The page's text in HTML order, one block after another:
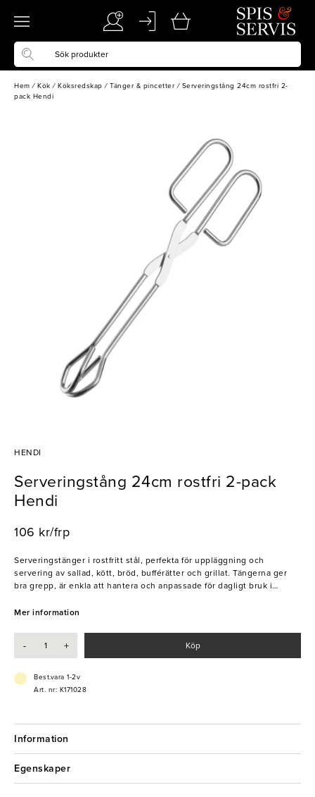
Hem / Kök / Köksredskap / Tänger & pincetter / Serveringstång 24cm rostfri 2-
pack Hendi
HENDI
Serveringstång 24cm rostfri 2-pack
Hendi
106 kr/frp
Serveringstänger i rostfritt stål, perfekta för uppläggning och
servering av sallad, kött, bröd, bufférätter och grillat. Tängerna ger
bra grepp, är enkla att hantera och anpassade för dagligt bruk i
- Hållbara och lätta att rengöra
Mer information
- + Köp
Best.vara 1-2v
Art. nr: K171028
Information
Egenskaper